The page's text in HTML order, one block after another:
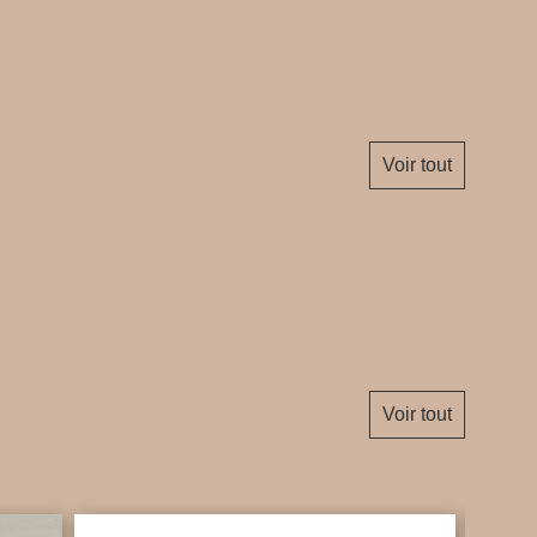
Voir tout
Voir tout